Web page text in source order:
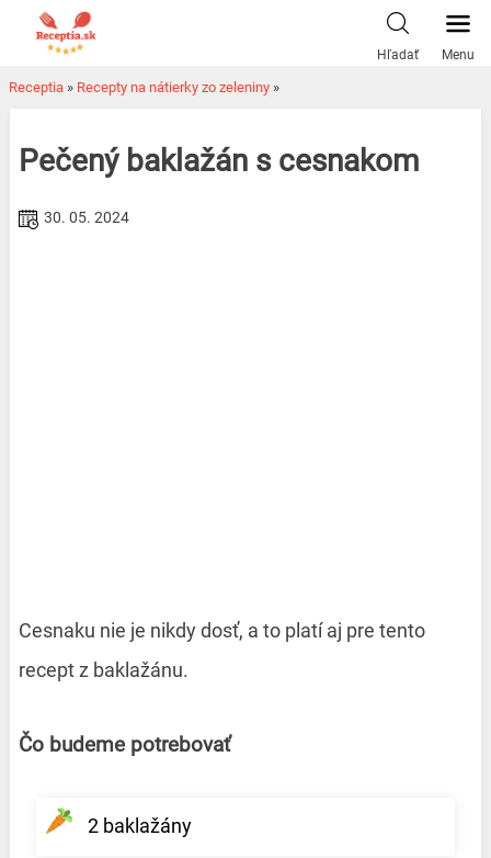
Hľadať Menu
Receptia » Recepty na nátierky zo zeleniny »
Pečený baklažán s cesnakom
30. 05. 2024
Cesnaku nie je nikdy dosť, a to platí aj pre tento
recept z baklažánu.
Čo budeme potrebovať
2 baklažány